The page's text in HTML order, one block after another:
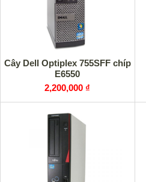
Cây Dell Optiplex 755SFF chíp
E6550
2,200,000 ₫